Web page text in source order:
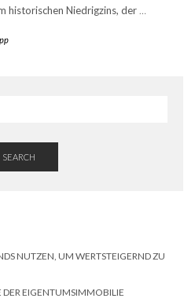
historischen Niedrigzins, der …
SEARCH
NUTZEN, UM WERTSTEIGERND ZU
DER EIGENTUMSIMMOBILIE